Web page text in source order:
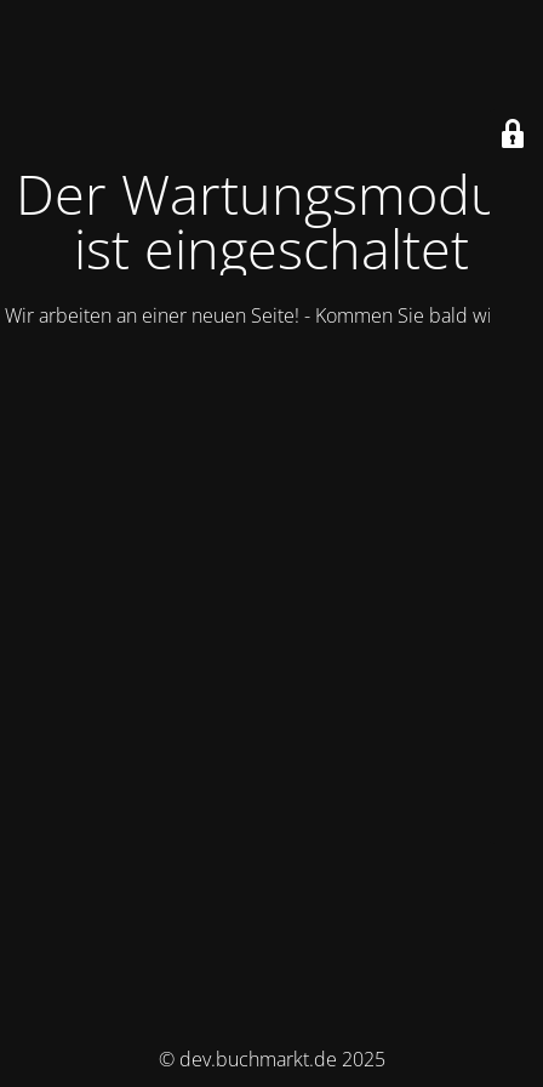
Der Wartungsmodus
ist eingeschaltet
Wir arbeiten an einer neuen Seite! - Kommen Sie bald wieder.
© dev.buchmarkt.de 2025